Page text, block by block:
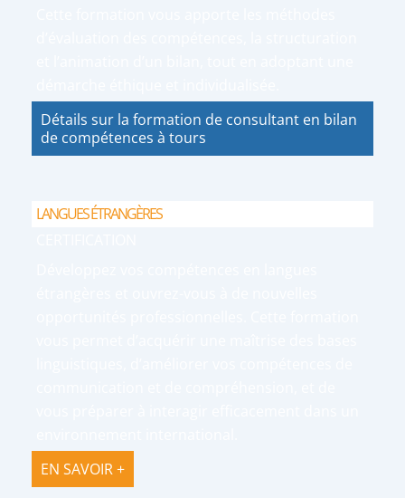
Détails sur la formation de consultant en bilan
de compétences à tours
LANGUES ÉTRANGÈRES
EN SAVOIR +